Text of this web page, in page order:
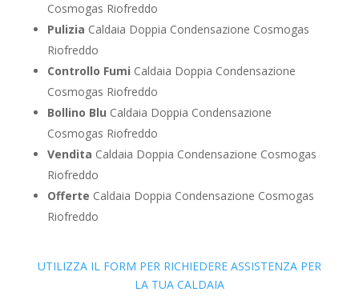
Cosmogas Riofreddo
Pulizia Caldaia Doppia Condensazione Cosmogas
Riofreddo
Controllo Fumi Caldaia Doppia Condensazione
Cosmogas Riofreddo
Bollino Blu Caldaia Doppia Condensazione
Cosmogas Riofreddo
Vendita Caldaia Doppia Condensazione Cosmogas
Riofreddo
Offerte Caldaia Doppia Condensazione Cosmogas
Riofreddo
UTILIZZA IL FORM PER RICHIEDERE ASSISTENZA PER
LA TUA CALDAIA